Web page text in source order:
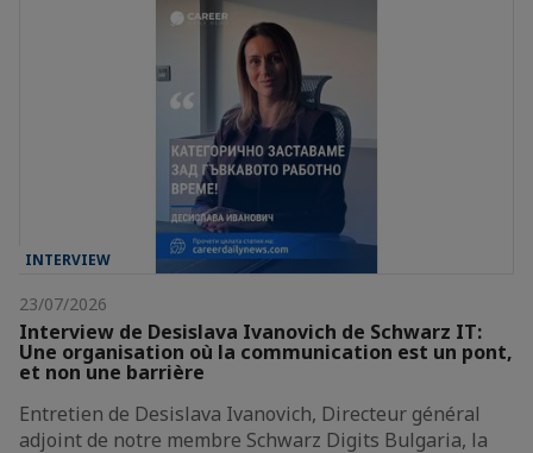
INTERVIEW
23/07/2026
Interview de Desislava Ivanovich de Schwarz IT:
Une organisation où la communication est un pont,
et non une barrière
Entretien de Desislava Ivanovich, Directeur général
adjoint de notre membre Schwarz Digits Bulgaria, la